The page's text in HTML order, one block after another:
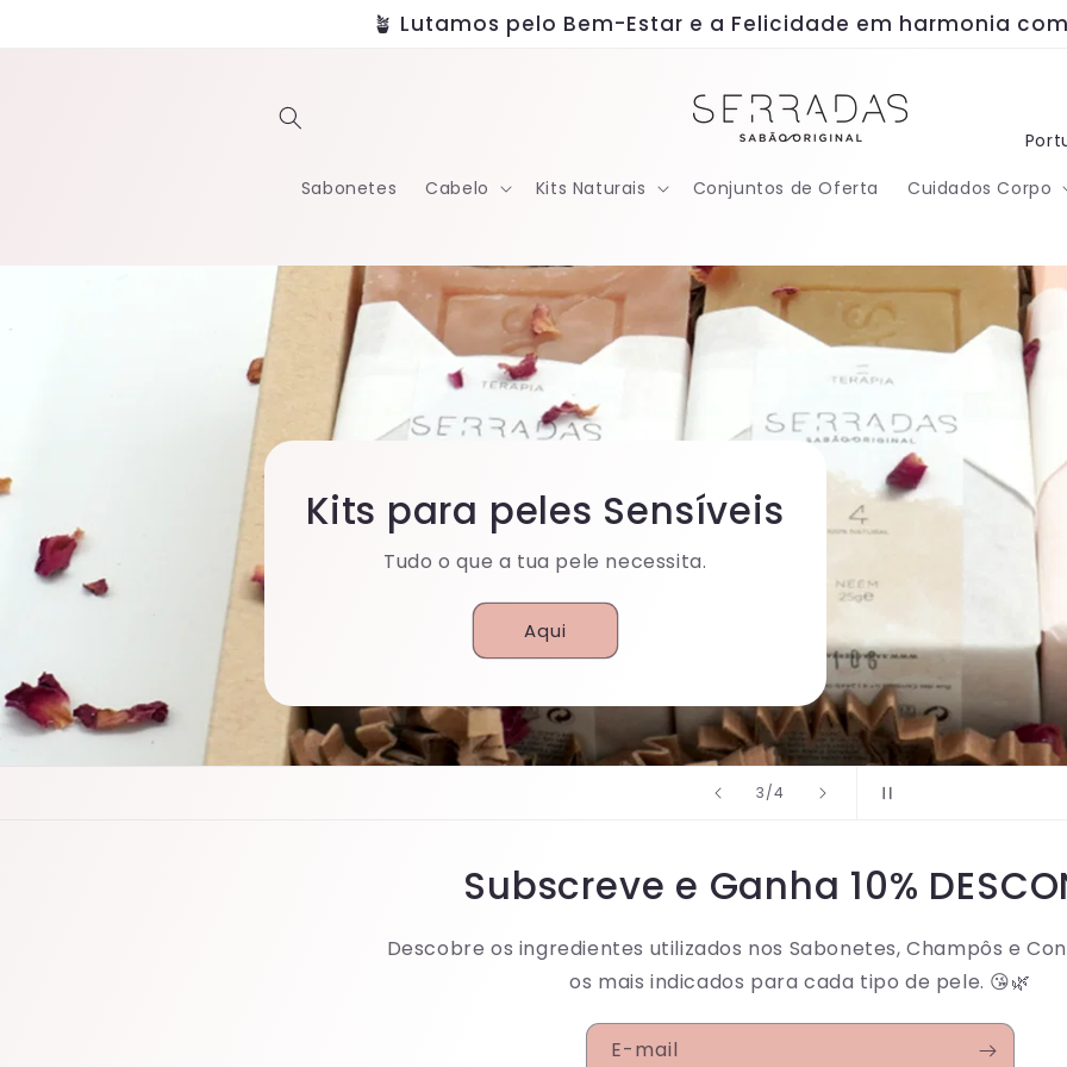
🪴 Lutamos pelo Bem-Estar e a Felicidade em harmonia
Sabonetes Cabelo Kits Naturais Conjuntos de Oferta Cuidados Corpo
d
o
m
a
3/de
4
Kits para peles Sensíveis
Tudo o que a tua pele necessita.
Aqui
Subscreve e Ganha 10%
Descobre os ingredientes utilizados nos Sabonetes, Champôs e
os mais indicados para cada tipo de pele. 😘🌿
E-mail